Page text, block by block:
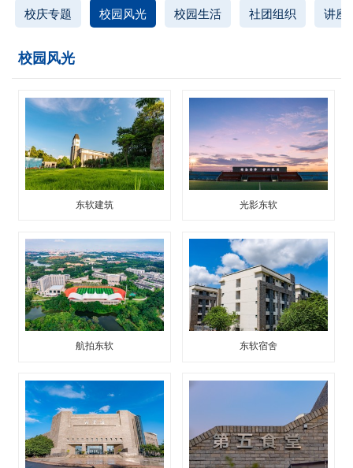
校庆专题 校园风光 校园生活 社团组织 讲座
校园风光
东软建筑 光影东软
航拍东软 东软宿舍